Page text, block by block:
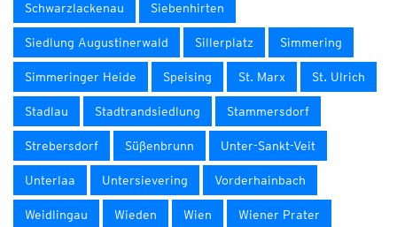
Schwarzlackenau Siebenhirten
Siedlung Augustinerwald Sillerplatz Simmering
Simmeringer Heide Speising St. Marx St. Ulrich
Stadlau Stadtrandsiedlung Stammersdorf
Strebersdorf Süßenbrunn Unter-Sankt-Veit
Unterlaa Untersievering Vorderhainbach
Weidlingau Wieden Wien Wiener Prater